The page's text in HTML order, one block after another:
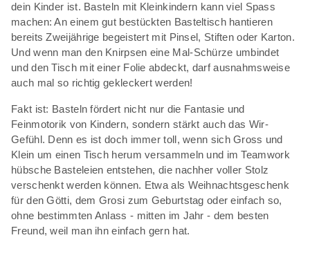
dein Kinder ist. Basteln mit Kleinkindern kann viel Spass
machen: An einem gut bestückten Basteltisch hantieren
bereits Zweijährige begeistert mit Pinsel, Stiften oder Karton.
Und wenn man den Knirpsen eine Mal-Schürze umbindet
und den Tisch mit einer Folie abdeckt, darf ausnahmsweise
auch mal so richtig gekleckert werden!
Fakt ist: Basteln fördert nicht nur die Fantasie und
Feinmotorik von Kindern, sondern stärkt auch das Wir-
Gefühl. Denn es ist doch immer toll, wenn sich Gross und
Klein um einen Tisch herum versammeln und im Teamwork
hübsche Basteleien entstehen, die nachher voller Stolz
verschenkt werden können. Etwa als Weihnachtsgeschenk
für den Götti, dem Grosi zum Geburtstag oder einfach so,
ohne bestimmten Anlass - mitten im Jahr - dem besten
Freund, weil man ihn einfach gern hat.